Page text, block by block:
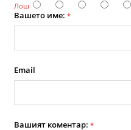
Лош
Вашето име: *
Email
Вашият коментар: *